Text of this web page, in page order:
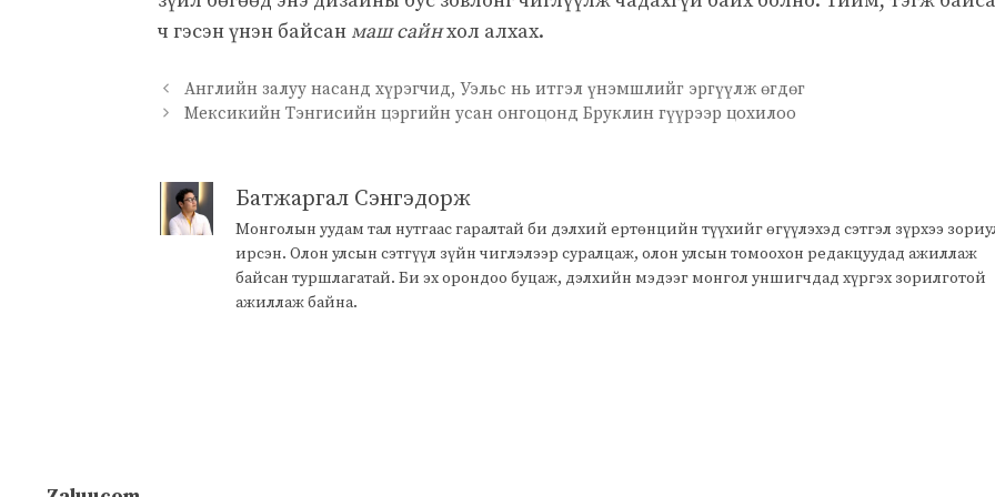
ч гэсэн үнэн байсан маш сайнхол алхах.
Английн залуу насанд хүрэгчид, Уэльс нь итгэл үнэмшлийг эргүүлж өгдөг
Мексикийн Тэнгисийн цэргийн усан онгоцонд Бруклин гүүрээр цохилоо
Батжаргал Сэнгэдорж
Монголын уудам тал нутгаас гаралтай би дэлхий ертөнцийн түүхийг өгүүлэхэд сэтгэл зүрхээ
ирсэн. Олон улсын сэтгүүл зүйн чиглэлээр суралцаж, олон улсын томоохон редакцуудад ажиллаж
байсан туршлагатай. Би эх орондоо буцаж, дэлхийн мэдээг монгол уншигчдад хүргэх зорилготой
ажиллаж байна.